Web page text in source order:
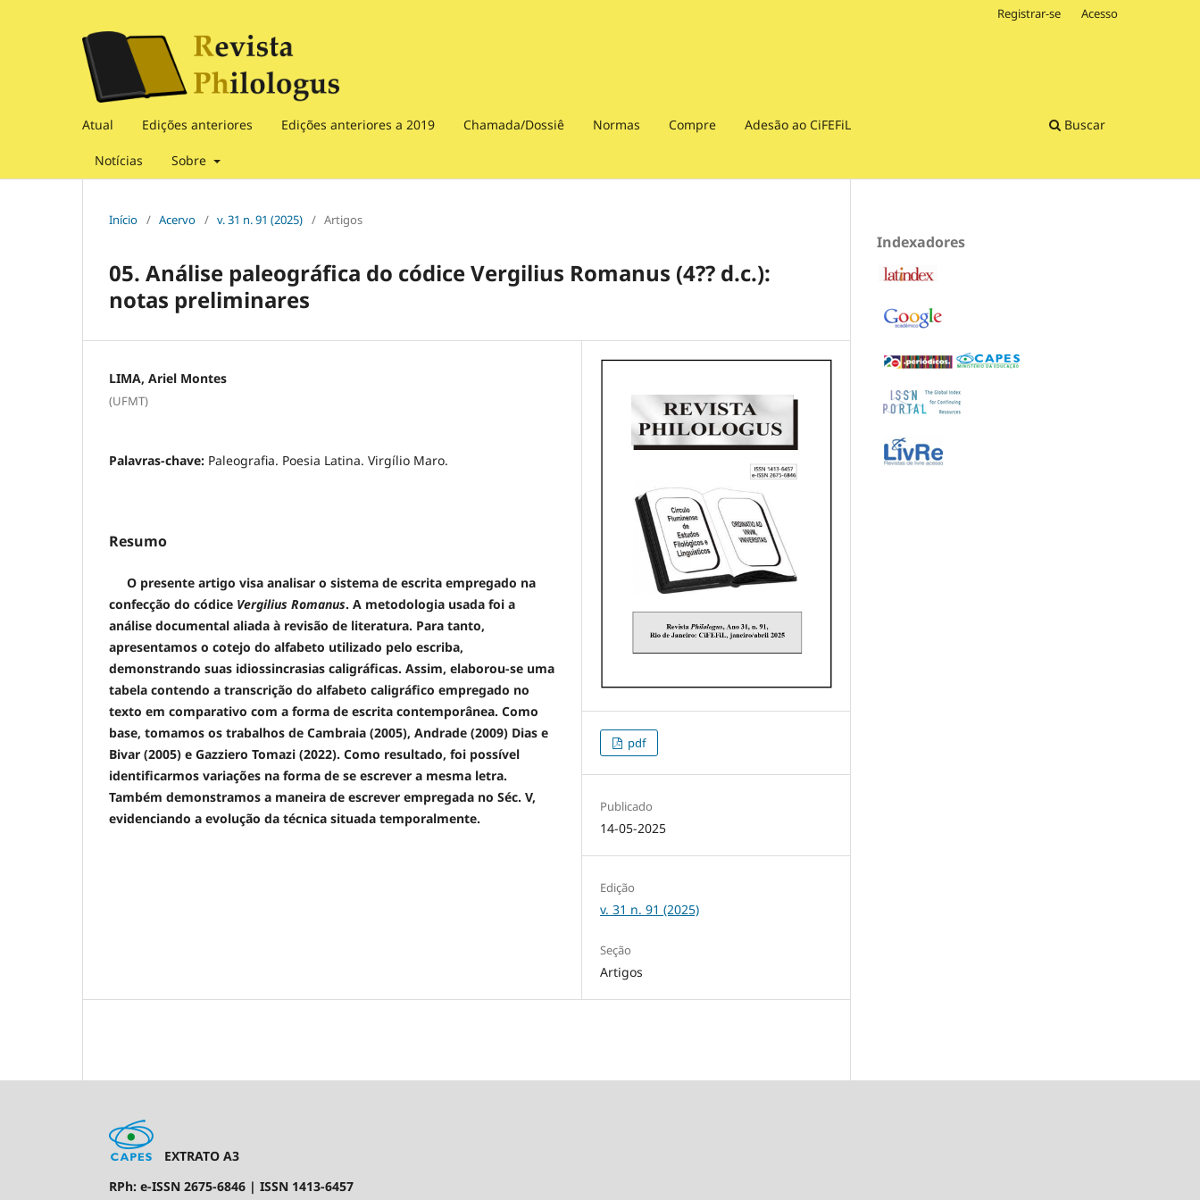
Atual Edições anteriores Edições anteriores a 2019 Chamada/Dossiê Normas Compre Adesão ao CiFEFiL
Notícias Sobre
Buscar
Registrar-se Acesso
Início / Acervo / v. 31 n. 91 (2025) / Artigos
05. Análise paleográfica do códice Vergilius Romanus (4?? d.c.):
notas preliminares
LIMA, Ariel Montes
(UFMT)
Palavras-chave: Paleografia. Poesia Latina. Virgílio Maro.
Resumo
O presente artigo visa analisar o sistema de escrita empregado na
confecção do códice Vergilius Romanus. A metodologia usada foi a
análise documental aliada à revisão de literatura. Para tanto,
apresentamos o cotejo do alfabeto utilizado pelo escriba,
demonstrando suas idiossincrasias caligráficas. Assim, elaborou-se uma
tabela contendo a transcrição do alfabeto caligráfico empregado no
texto em comparativo com a forma de escrita contemporânea. Como
base, tomamos os trabalhos de Cambraia (2005), Andrade (2009) Dias e
Bivar (2005) e Gazziero Tomazi (2022). Como resultado, foi possível
identificarmos variações na forma de se escrever a mesma letra.
Também demonstramos a maneira de escrever empregada no Séc. V,
evidenciando a evolução da técnica situada temporalmente.
pdf
Publicado
14-05-2025
Edição
v. 31 n. 91 (2025)
Seção
Artigos
Indexadores
EXTRATO A3
RPh: e-ISSN 2675-6846 | ISSN 1413-6457